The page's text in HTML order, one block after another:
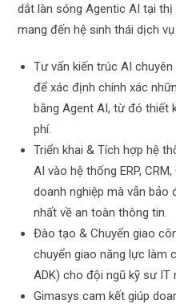
dắt làn sóng Agentic AI tại
mang đến hệ sinh thái dịch
Tư vấn kiến trúc AI
để xác định chính xác
bằng Agent AI, từ đó thiết
phí.
Triển khai & Tích hợp hệ
AI vào hệ thống ERP,
doanh nghiệp mà vẫn bảo
nhất về an toàn thông tin.
Đào tạo & Chuyển giao
chuyển giao năng lực làm
ADK) cho đội ngũ kỹ sư IT
Gimasys cam kết giúp